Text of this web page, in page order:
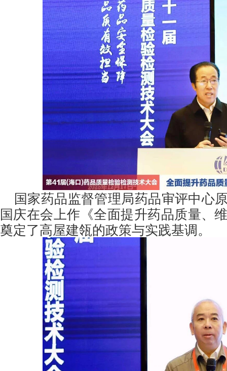
国家药品监督管理局药品审评中心
国庆在会上作《全面提升药品质量、
奠定了高屋建瓴的政策与实践基调。